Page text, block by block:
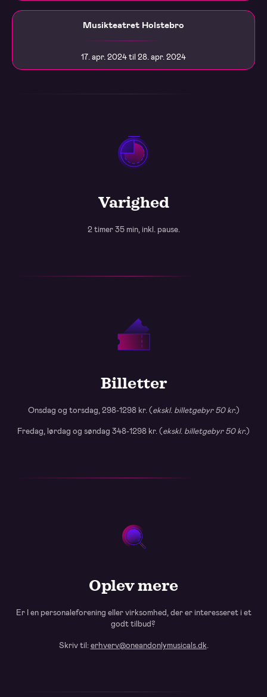
Musikteatret Holstebro
17. apr. 2024 til 28. apr. 2024
Varighed
2 timer 35 min, inkl. pause.
Billetter
Onsdag og torsdag, 298-1298 kr. (ekskl. billetgebyr 50 kr.)
Fredag, lørdag og søndag 348-1298 kr. (ekskl. billetgebyr 50 kr.)
Oplev mere
Er I en personaleforening eller virksomhed, der er interesseret i et
godt tilbud?
Skriv til:erhverv@oneandonlymusicals.dk